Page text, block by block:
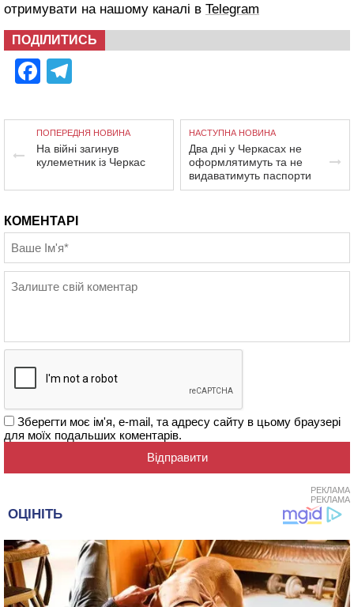
отримувати на нашому каналі в Telegram
ПОДІЛИТИСЬ
Facebook
ПОПЕРЕДНЯ НОВИНА
На війні загинув
кулеметник із Черкас
НАСТУПНА НОВИНА
Два дні у Черкасах не
оформлятимуть та не
видаватимуть паспорти
КОМЕНТАРІ
Зберегти моє ім'я, e-mail, та адресу сайту в цьому браузері
для моїх подальших коментарів.
РЕКЛАМА
РЕКЛАМА